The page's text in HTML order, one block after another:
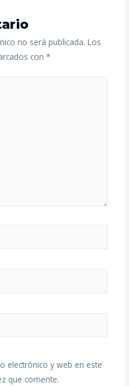
no será publicada. Los
con *
electrónico y web en este
que comente.